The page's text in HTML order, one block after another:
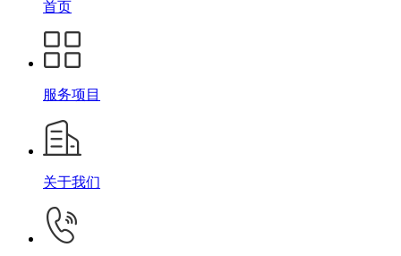
首页
服务项目
关于我们